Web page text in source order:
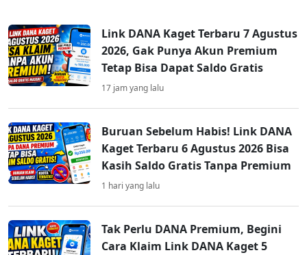
Link DANA Kaget Terbaru 7 Agustus
2026, Gak Punya Akun Premium
Tetap Bisa Dapat Saldo Gratis
17 jam yang lalu
Buruan Sebelum Habis! Link DANA
Kaget Terbaru 6 Agustus 2026 Bisa
Kasih Saldo Gratis Tanpa Premium
1 hari yang lalu
Tak Perlu DANA Premium, Begini
Cara Klaim Link DANA Kaget 5